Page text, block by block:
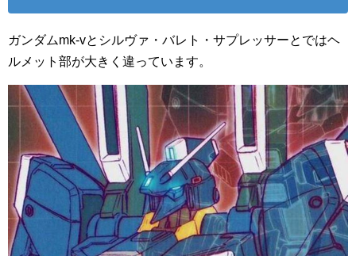
ガンダムmk-vとシルヴァ・バレト・サプレッサーとではヘ
ルメット部が大きく違っています。